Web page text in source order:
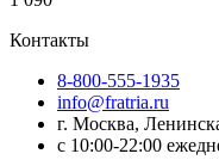
Контакты
8-800-555-1935
info@fratria.ru
г. Москва,
с 10:00-22:00